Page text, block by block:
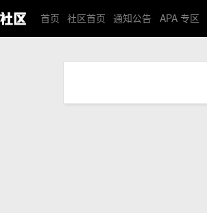
首页 社区首页 通知公告 APA 专区